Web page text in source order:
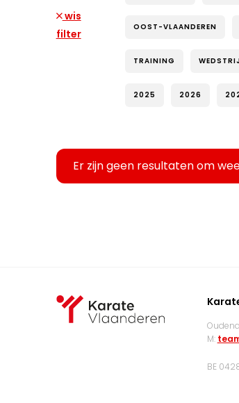
wis
filter
OOST-VLAANDEREN
TRAINING
2025 2026
Er zijn geen resultaten om
M:
BE